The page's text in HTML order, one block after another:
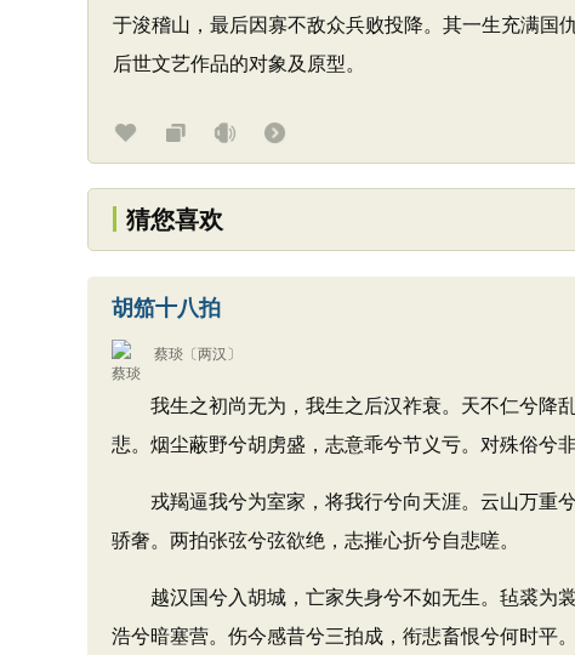
于浚稽山，最后因寡不敌众兵败投降。其一生充满国
后世文艺作品的对象及原型。
猜您喜欢
胡笳十八拍
蔡琰 〔两汉〕
我生之初尚无为，我生之后汉祚衰。天不仁兮降
悲。烟尘蔽野兮胡虏盛，志意乖兮节义亏。对殊俗兮
戎羯逼我兮为室家，将我行兮向天涯。云山万重兮
骄奢。两拍张弦兮弦欲绝，志摧心折兮自悲嗟。
越汉国兮入胡城，亡家失身兮不如无生。毡裘为
浩兮暗塞营。伤今感昔兮三拍成，衔悲畜恨兮何时平。